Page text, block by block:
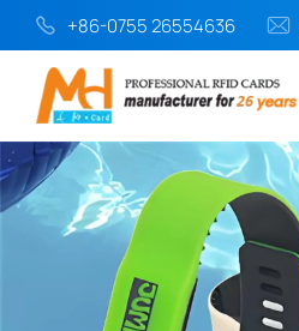
+86-0755 26554636